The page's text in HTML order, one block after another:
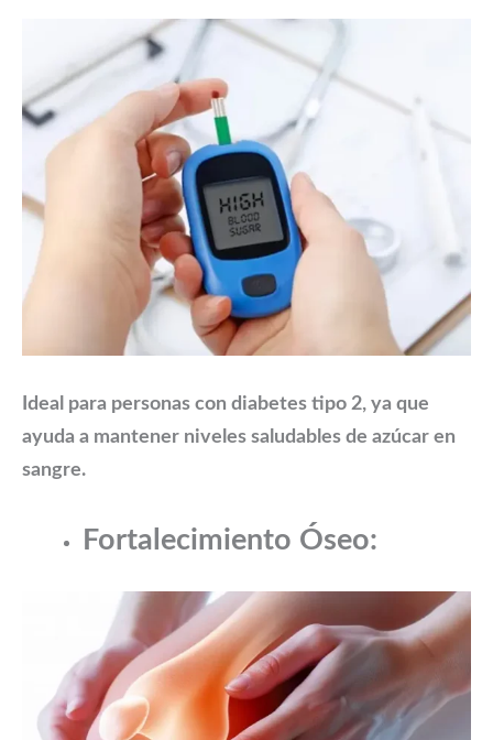
Ideal para personas con diabetes tipo 2, ya que
ayuda a mantener niveles saludables de azúcar en
sangre.
Fortalecimiento Óseo: